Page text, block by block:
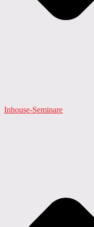
Inhouse-Seminare